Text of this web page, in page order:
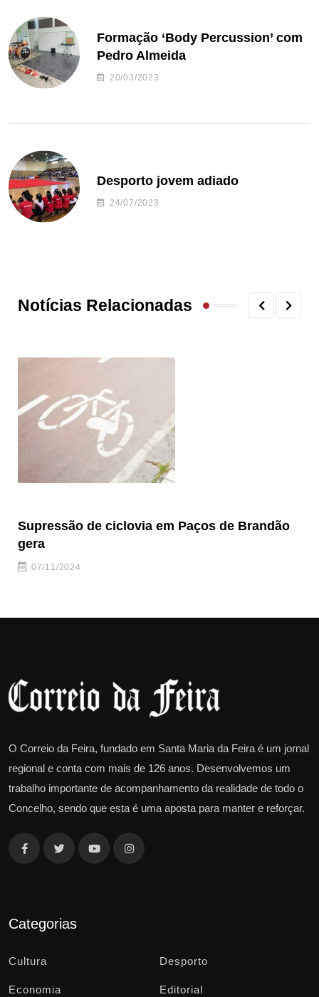
Formação ‘Body Percussion’ com
Pedro Almeida
20/03/2023
Desporto jovem adiado
24/07/2023
Notícias Relacionadas
Supressão de ciclovia em Paços de Brandão
gera
07/11/2024
O Correio da Feira, fundado em Santa Maria da Feira é um jornal
regional e conta com mais de 126 anos. Desenvolvemos um
trabalho importante de acompanhamento da realidade de todo o
Concelho, sendo que esta é uma aposta para manter e reforçar.
Categorias
Cultura Desporto
Economia Editorial